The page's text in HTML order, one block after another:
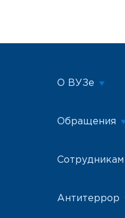
О ВУЗе
Обращения
Сотрудникам
Антитеррор